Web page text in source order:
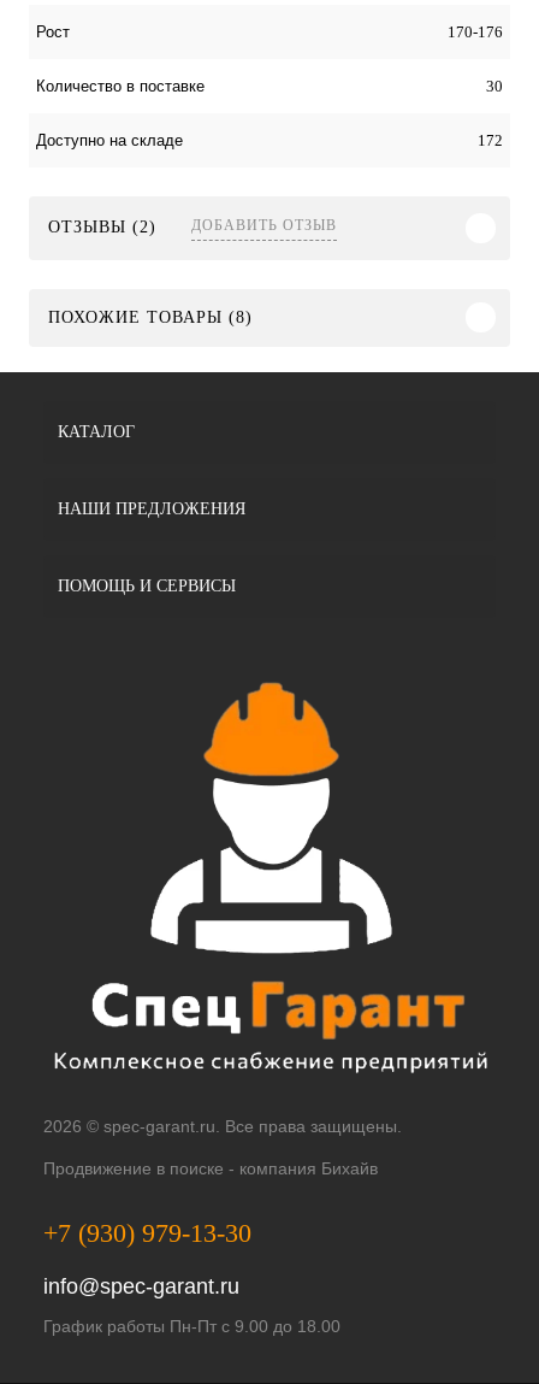
Рост 170-176
Количество в поставке 30
Доступно на складе 172
ОТЗЫВЫ (2) ДОБАВИТЬ ОТЗЫВ
ПОХОЖИЕ ТОВАРЫ (8)
КАТАЛОГ
НАШИ ПРЕДЛОЖЕНИЯ
ПОМОЩЬ И СЕРВИСЫ
2026 © spec-garant.ru. Все права защищены.
Продвижение в поиске - компания Бихайв
+7 (930) 979-13-30
info@spec-garant.ru
График работы Пн-Пт с 9.00 до 18.00